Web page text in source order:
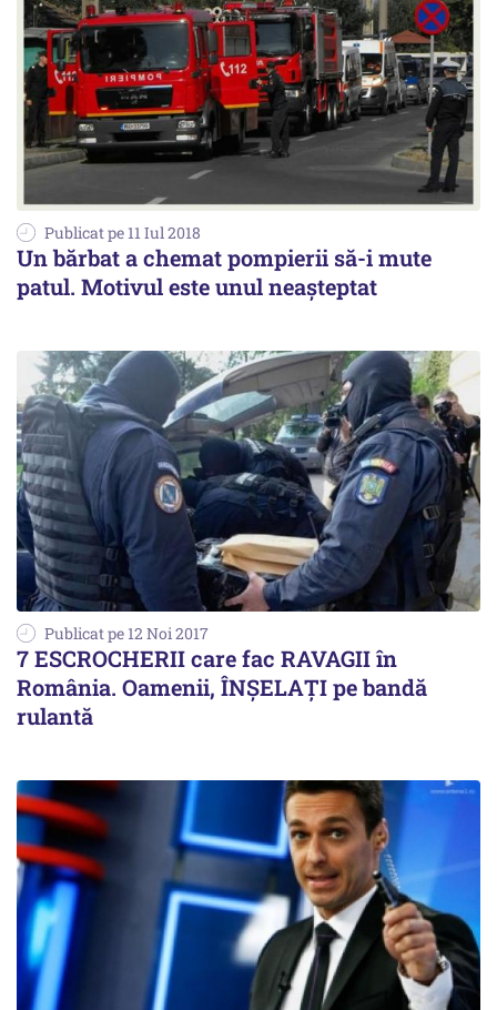
Publicat pe 11 Iul 2018
Un bărbat a chemat pompierii să-i mute
patul. Motivul este unul neașteptat
Publicat pe 12 Noi 2017
7 ESCROCHERII care fac RAVAGII în
România. Oamenii, ÎNȘELAȚI pe bandă
rulantă